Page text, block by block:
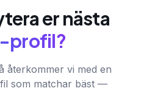
er nästa
profil?
återkommer vi med en
som matchar bäst —